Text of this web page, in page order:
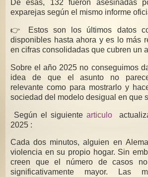
De esas, 132 fueron asesinadas
exparejas según el mismo informe
👉 Estos son los últimos datos
disponibles hasta ahora y es lo más
en cifras consolidadas que cubren un
Sobre el año 2025 no conseguimos
idea de que el asunto no parece
relevante como para mostrarlo y
sociedad del modelo desigual en que
Según el siguiente articulo
2025 :
Cada dos minutos, alguien en
violencia en su propio hogar. Sin
creen que el número de casos
significativamente mayor. Las